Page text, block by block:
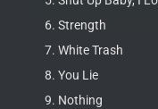
6. Strength
7. White Trash
8. You Lie
9. Nothing